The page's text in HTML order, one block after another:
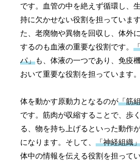
です。血管の中を絶えず循環し、
持に欠かせない役割を担っていま
た、老廃物や異物を回収し、体外
するのも血液の重要な役割です。
パ」も、体液の一つであり、免疫
おいて重要な役割を担っています。
体を動かす原動力となるのが「筋
です。筋肉が収縮することで、歩
る、物を持ち上げるといった動作
になります。そして、「神経組織
体中の情報を伝える役割を担って